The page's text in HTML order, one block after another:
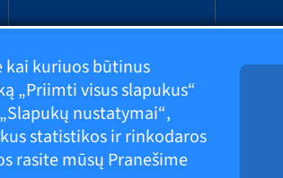
kai kuriuos būtinus
„Priimti visus slapukus“
nustatymai“,
statistikos ir rinkodaros
rasite mūsų Pranešime